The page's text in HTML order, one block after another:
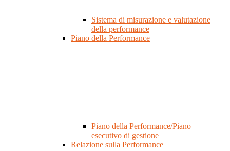
Sistema di misurazione e valutazione
della performance
Piano della Performance
Piano della Performance/Piano
esecutivo di gestione
Relazione sulla Performance